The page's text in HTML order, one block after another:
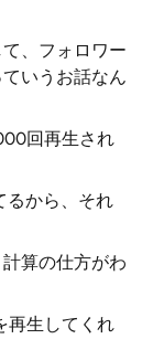
、フォロワー
いうお話なん
回再生され
るから、それ
算の仕方がわ
再生してくれ